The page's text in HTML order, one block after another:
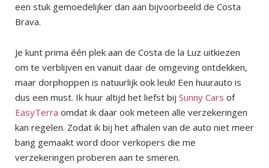
een stuk gemoedelijker dan aan bijvoorbeeld de Costa
Brava.
Je kunt prima één plek aan de Costa de la Luz uitkiezen
om te verblijven en vanuit daar de omgeving ontdekken,
maar dorphoppen is natuurlijk ook leuk! Een huurauto is
dus een must. Ik huur altijd het liefst bij Sunny Cars of
EasyTerra omdat ik daar ook meteen alle verzekeringen
kan regelen. Zodat ik bij het afhalen van de auto niet meer
bang gemaakt word door verkopers die me
verzekeringen proberen aan te smeren.